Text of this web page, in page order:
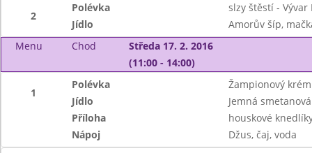
2
Polévka
slzy štěstí - Vývar
Jídlo
Amorův šíp,
Menu
Chod
Středa 17. 2. 2016
(11:00 - 14:00)
1
Polévka
Žampionový
Jídlo
Jemná
Příloha
houskové
Nápoj
Džus, čaj, voda